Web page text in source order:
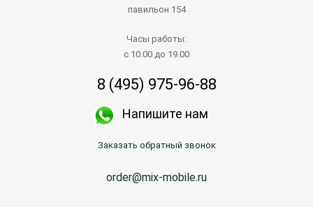
павильон 154
Часы работы:
с 10.00 до 19.00
8 (495) 975-96-88
Напишите нам
Заказать обратный звонок
order@mix-mobile.ru